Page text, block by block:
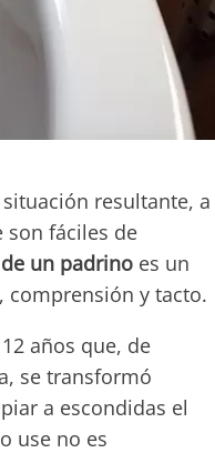
resultante, a
fáciles de
un padrino es un
comprensión y tacto.
años que, de
se transformó
a escondidas el
use no es